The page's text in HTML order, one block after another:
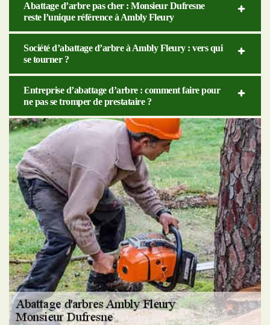
Abattage d’arbre pas cher : Monsieur Dufresne
reste l’unique référence à Ambly Fleury
Société d’abattage d’arbre à Ambly Fleury : vers qui
se tourner ?
Entreprise d’abattage d’arbre : comment faire pour
ne pas se tromper de prestataire ?